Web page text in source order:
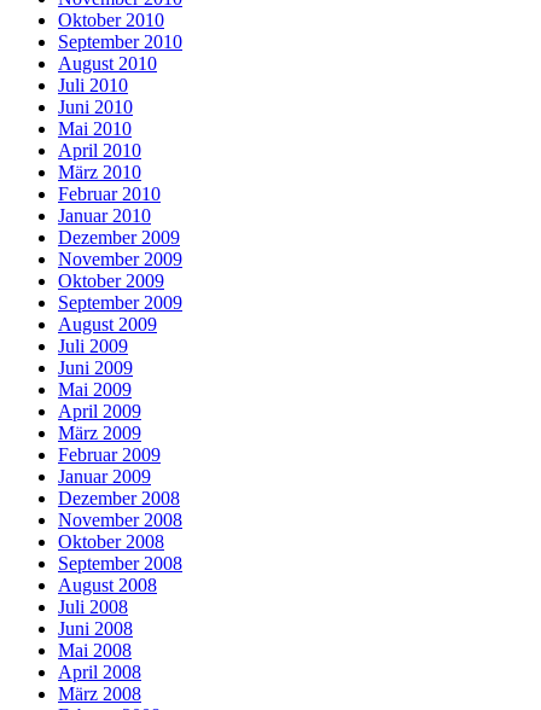
Oktober 2010
September 2010
August 2010
Juli 2010
Juni 2010
Mai 2010
April 2010
März 2010
Februar 2010
Januar 2010
Dezember 2009
November 2009
Oktober 2009
September 2009
August 2009
Juli 2009
Juni 2009
Mai 2009
April 2009
März 2009
Februar 2009
Januar 2009
Dezember 2008
November 2008
Oktober 2008
September 2008
August 2008
Juli 2008
Juni 2008
Mai 2008
April 2008
März 2008